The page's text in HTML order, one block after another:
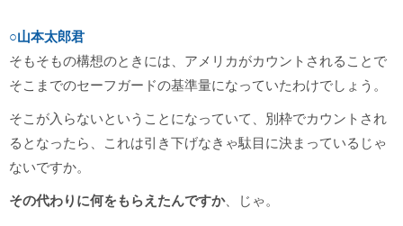
○山本太郎君
そもそもの構想のときには、アメリカがカウントされることで
そこまでのセーフガードの基準量になっていたわけでしょう。
そこが入らないということになっていて、別枠でカウントされ
るとなったら、これは引き下げなきゃ駄目に決まっているじゃ
ないですか。
その代わりに何をもらえたんですか、じゃ。